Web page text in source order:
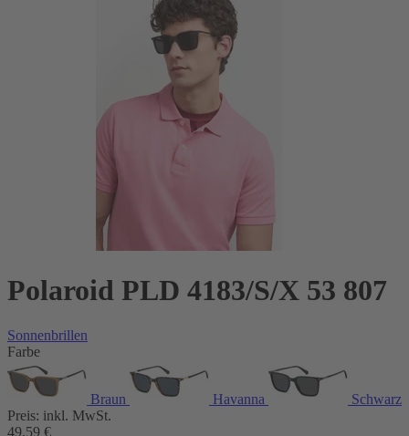
Polaroid PLD 4183/S/X 53 807
Sonnenbrillen
Farbe
Braun Havanna
Schwarz
Preis: inkl. MwSt.
49,59 €